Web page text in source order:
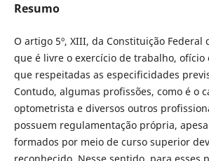
Resumo
O artigo 5º, XIII, da Constituição Federal
que é livre o exercício de trabalho, ofício
que respeitadas as especificidades
Contudo, algumas profissões, como é o
optometrista e diversos outros
possuem regulamentação própria,
formados por meio de curso superior